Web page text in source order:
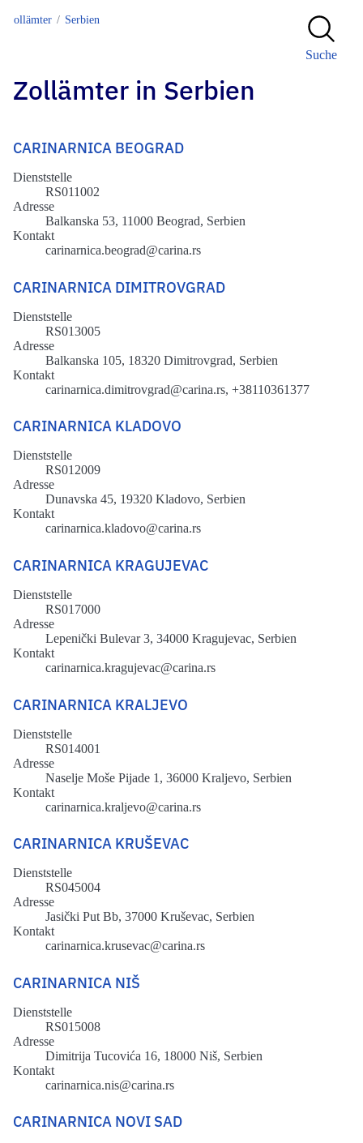
Zollämter Serbien
Suche
Zollämter in Serbien
CARINARNICA BEOGRAD
Dienststelle
RS011002
Adresse
Balkanska 53, 11000 Beograd, Serbien
Kontakt
carinarnica.beograd@carina.rs
CARINARNICA DIMITROVGRAD
Dienststelle
RS013005
Adresse
Balkanska 105, 18320 Dimitrovgrad, Serbien
Kontakt
carinarnica.dimitrovgrad@carina.rs, +38110361377
CARINARNICA KLADOVO
Dienststelle
RS012009
Adresse
Dunavska 45, 19320 Kladovo, Serbien
Kontakt
carinarnica.kladovo@carina.rs
CARINARNICA KRAGUJEVAC
Dienststelle
RS017000
Adresse
Lepenički Bulevar 3, 34000 Kragujevac, Serbien
Kontakt
carinarnica.kragujevac@carina.rs
CARINARNICA KRALJEVO
Dienststelle
RS014001
Adresse
Naselje Moše Pijade 1, 36000 Kraljevo, Serbien
Kontakt
carinarnica.kraljevo@carina.rs
CARINARNICA KRUŠEVAC
Dienststelle
RS045004
Adresse
Jasički Put Bb, 37000 Kruševac, Serbien
Kontakt
carinarnica.krusevac@carina.rs
CARINARNICA NIŠ
Dienststelle
RS015008
Adresse
Dimitrija Tucovića 16, 18000 Niš, Serbien
Kontakt
carinarnica.nis@carina.rs
CARINARNICA NOVI SAD